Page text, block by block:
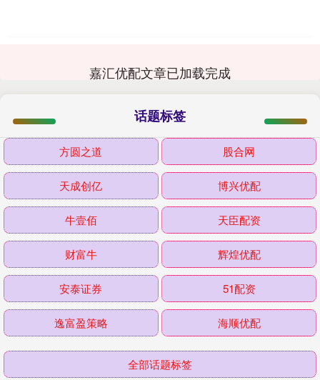
嘉汇优配文章已加载完成
话题标签
方圆之道 股合网
天成创亿 博兴优配
牛壹佰 天臣配资
财富牛 辉煌优配
安泰证券 51配资
逸富盈策略 海顺优配
全部话题标签